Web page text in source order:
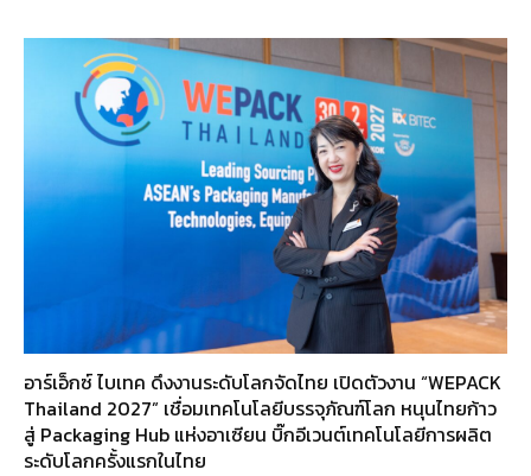
อาร์เอ็กซ์ ไบเทค ดึงงานระดับโลกจัดไทย เปิดตัวงาน “WEPACK
Thailand 2027” เชื่อมเทคโนโลยีบรรจุภัณฑ์โลก หนุนไทยก้าว
สู่ Packaging Hub แห่งอาเซียน บิ๊กอีเวนต์เทคโนโลยีการผลิต
ระดับโลกครั้งแรกในไทย